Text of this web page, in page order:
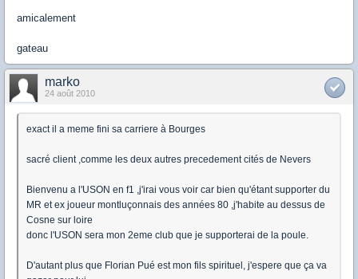
amicalement
gateau
marko
24 août 2010
exact il a meme fini sa carriere à Bourges
sacré client ,comme les deux autres precedement cités de Nevers
Bienvenu a l'USON en f1 ,j'irai vous voir car bien qu'étant supporter du
MR et ex joueur montluçonnais des années 80 ,j'habite au dessus de
Cosne sur loire
donc l'USON sera mon 2eme club que je supporterai de la poule.
D'autant plus que Florian Pué est mon fils spirituel, j'espere que ça va